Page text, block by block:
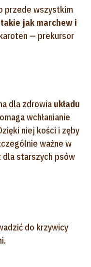
przede wszystkim
jak marchew i
— prekursor
dla zdrowia układu
wchłanianie
niej kości i zęby
ważne w
starszych psów
do krzywicy